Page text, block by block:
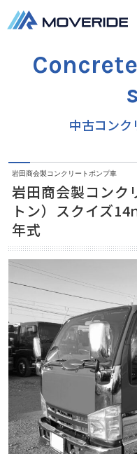
ホーム
中古コンクリートポンプ
コンクリートポンプ車高
ご購入までの流れ
会社概要
お問い合わせ
新着情報
プライバシーポリシー
月～土曜日（祝祭日を除
8：
中古コンク
岩田商会製コンクリートポンプ車
岩田商会製コン
トン）スクイズ
年式